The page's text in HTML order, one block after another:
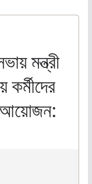
মন্ত্রী
আয়োজন: